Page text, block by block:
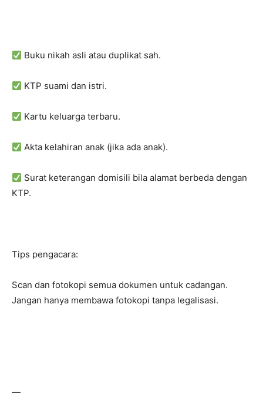
Buku nikah asli atau duplikat sah.
KTP suami dan istri.
Kartu keluarga terbaru.
Akta kelahiran anak (jika ada anak).
Surat keterangan domisili bila alamat berbeda dengan
KTP.
Tips pengacara:
Scan dan fotokopi semua dokumen untuk cadangan.
Jangan hanya membawa fotokopi tanpa legalisasi.
—